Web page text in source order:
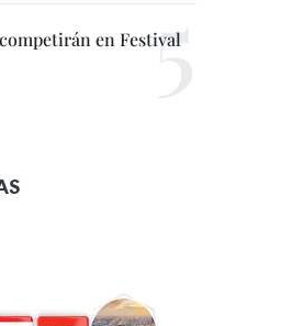
en Festival